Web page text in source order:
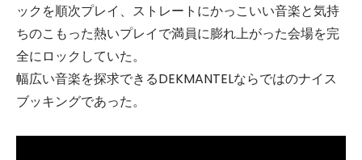
ックを順次プレイ、ストレートにかっこいい音楽と気持
ちのこもった熱いプレイで満員に膨れ上がった会場を完
全にロックしていた。
幅広い音楽を探求できるDEKMANTELならではのナイス
ブッキングであった。